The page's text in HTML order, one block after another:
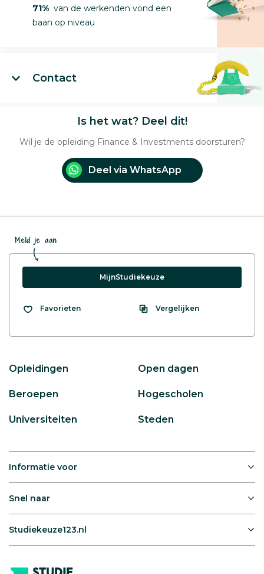
71% van de werkenden vond een
baan op niveau
Contact
Is het wat? Deel dit!
Wil je de opleiding Finance & Investments doorsturen?
Deel via WhatsApp
Meld je aan
MijnStudiekeuze
Favorieten Vergelijken
Opleidingen Open dagen
Beroepen Hogescholen
Universiteiten Steden
Informatie voor
Snel naar
Studiekeuze123.nl